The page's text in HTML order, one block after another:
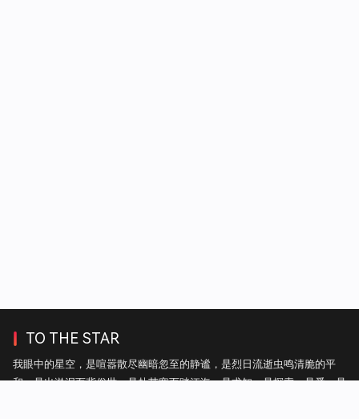
TO THE STAR
我眼中的星空，是喧嚣散尽幽暗忽至的静谧，是烈日流逝虫鸣清脆的平
和，是出淤泥而背俗世，是赴苦寒而踏江海，是求知，是探索，是爱，是